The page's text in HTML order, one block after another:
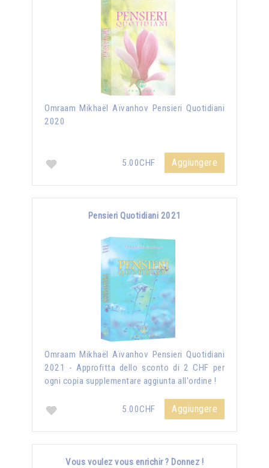
Omraam Mikhaël Aïvanhov Pensieri Quotidiani
2020
5.00CHF Aggiungere
Pensieri Quotidiani 2021
Omraam Mikhaël Aïvanhov Pensieri Quotidiani
2021 - Approfitta dello sconto di 2 CHF per
ogni copia supplementare aggiunta all'ordine !
5.00CHF Aggiungere
Vous voulez vous enrichir ? Donnez !